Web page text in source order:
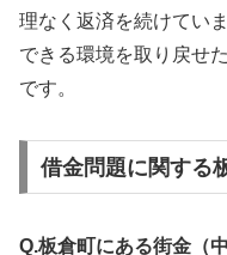
理なく返済を続けてい
できる環境を取り戻せ
です。
借金問題に関する
Q.板倉町にある街金（